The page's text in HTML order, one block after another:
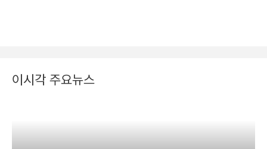
이시각 주요뉴스